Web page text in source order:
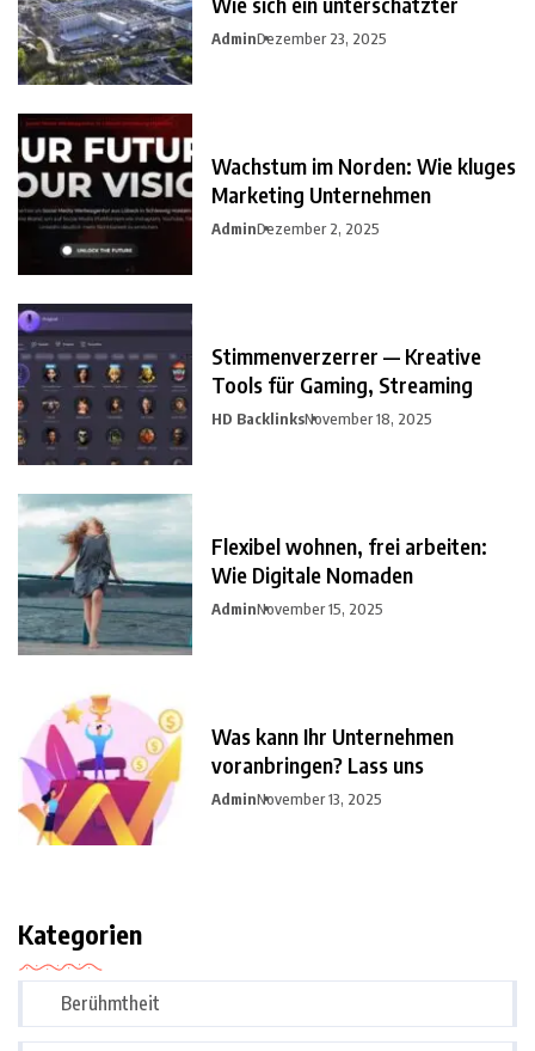
AdminDezember 23, 2025
Wachstum im Norden: Wie kluges
Marketing Unternehmen
AdminDezember 2, 2025
Stimmenverzerrer — Kreative
Tools für Gaming, Streaming
HD BacklinksNovember 18, 2025
Flexibel wohnen, frei arbeiten:
Wie Digitale Nomaden
AdminNovember 15, 2025
Was kann Ihr Unternehmen
voranbringen? Lass uns
AdminNovember 13, 2025
Kategorien
Berühmtheit